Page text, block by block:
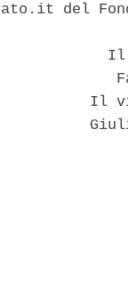
del
Il